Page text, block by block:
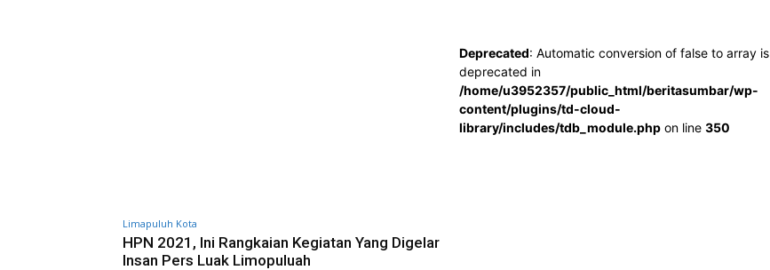
Limapuluh Kota
HPN 2021, Ini Rangkaian Kegiatan Yang Digelar
Insan Pers Luak Limopuluah
Deprecated: Automatic conversion of false to array is
deprecated in
/home/u3952357/public_html/beritasumbar/wp-
content/plugins/td-cloud-
library/includes/tdb_module.php on line 350